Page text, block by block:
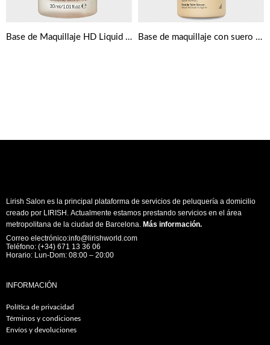
Base de Maquillaje HD Liquid Coverage 30 ml de Catrice Base de maquillaje con suero de The Ordinary
Lirish Salon es la principal plataforma de servicios de peluquería a domicilio
creado por LIRISH. Actualmente estamos prestando servicios en el área
metropolitana de la ciudad de Barcelona. Más información.
Correo electrónico:info@lirishworld.com
Teléfono: (+34) 671 13 36 06
Horario: Lun-Dom: 08:00 – 20:00
INFORMACIÓN
Política de privacidad
Términos y condiciones
Envíos y devoluciones